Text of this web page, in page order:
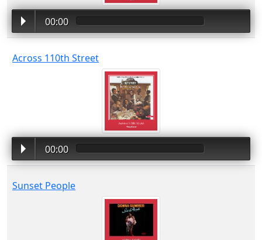
00:00
Across 110th Street
00:00
Sunset People